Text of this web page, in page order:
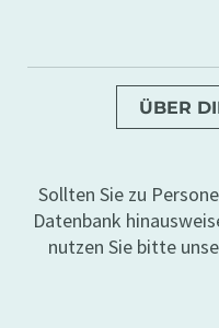
ÜBER
Sollten Sie zu
Datenbank
nutzen Sie bitte